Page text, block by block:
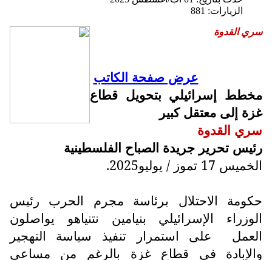
الزيارات: 881
سري القدوة
عرض صفحة الكاتب
مخطط إسرائيلي بتحويل قطاع
غزة إلى معتقل كبير
سري القدوة
رئيس تحرير جريدة الصباح الفلسطينية
الخميس 17 تموز / يوليو2025.
حكومة الاحتلال برئاسة مجرم الحرب رئيس
الوزراء الإسرائيلي بنيامين نتنياهو يواصلون
العمل
على استمرار تنفيذ سياسة التهجير
والإبادة في قطاع غزة بالرغم من مساعي